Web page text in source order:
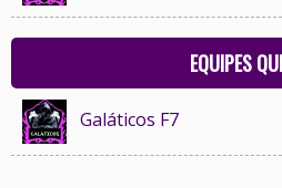
EQUIPES
Galáticos F7